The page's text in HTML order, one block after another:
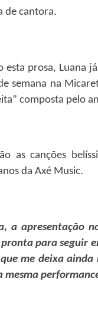
de cantora.
esta prosa, Luana
semana na
composta pelo
as canções
da Axé Music.
a apresentação
para seguir
me deixa
mesma